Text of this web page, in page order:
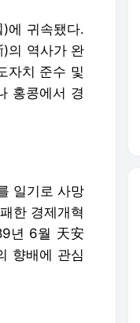
에 귀속됐다.
)의 역사가 완
자치 준수 및
홍콩에서 경
일기로 사망
한 경제개혁
년 6월 天安
향배에 관심